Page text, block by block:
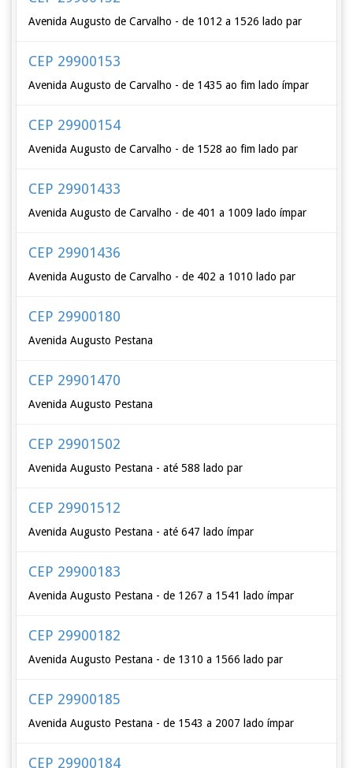
Avenida Augusto de Carvalho - de 1012 a 1526 lado par
CEP 29900153
Avenida Augusto de Carvalho - de 1435 ao fim lado ímpar
CEP 29900154
Avenida Augusto de Carvalho - de 1528 ao fim lado par
CEP 29901433
Avenida Augusto de Carvalho - de 401 a 1009 lado ímpar
CEP 29901436
Avenida Augusto de Carvalho - de 402 a 1010 lado par
CEP 29900180
Avenida Augusto Pestana
CEP 29901470
Avenida Augusto Pestana
CEP 29901502
Avenida Augusto Pestana - até 588 lado par
CEP 29901512
Avenida Augusto Pestana - até 647 lado ímpar
CEP 29900183
Avenida Augusto Pestana - de 1267 a 1541 lado ímpar
CEP 29900182
Avenida Augusto Pestana - de 1310 a 1566 lado par
CEP 29900185
Avenida Augusto Pestana - de 1543 a 2007 lado ímpar
CEP 29900184